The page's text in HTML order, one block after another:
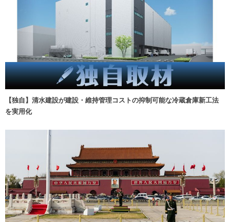
【独自】清水建設が建設・維持管理コストの抑制可能な冷蔵倉庫新工法
を実用化